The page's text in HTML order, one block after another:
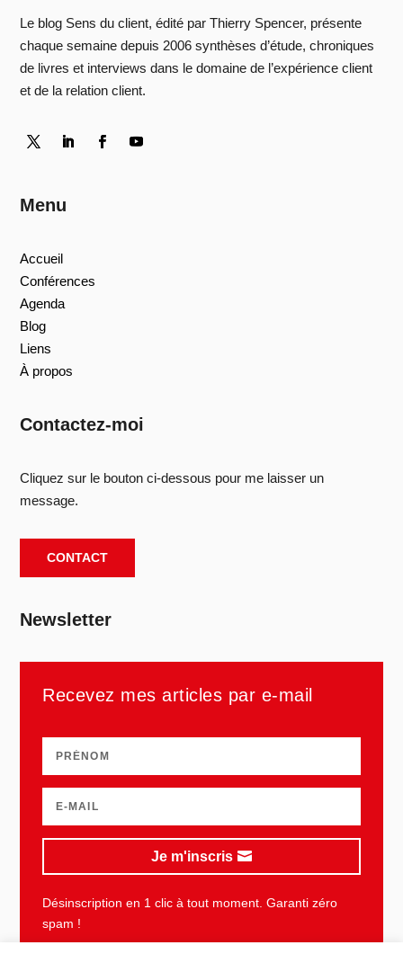
Le blog Sens du client, édité par Thierry Spencer, présente
chaque semaine depuis 2006 synthèses d’étude, chroniques
de livres et interviews dans le domaine de l’expérience client
et de la relation client.
Menu
Accueil
Conférences
Agenda
Blog
Liens
À propos
Contactez-moi
Cliquez sur le bouton ci-dessous pour me laisser un
message.
CONTACT
Newsletter
Recevez mes articles par e-mail
Je m'inscris
Désinscription en 1 clic à tout moment. Garanti zéro
spam !